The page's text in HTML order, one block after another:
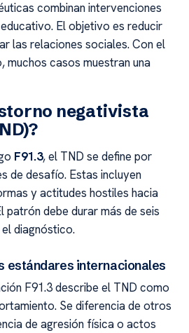
combinan intervenciones
El objetivo es reducir
las relaciones sociales. Con el
muchos casos muestran una
negativista
F91.3, el TND se define por
de desafío. Estas incluyen
y actitudes hostiles hacia
patrón debe durar más de seis
diagnóstico.
estándares internacionales
F91.3 describe el TND como
Se diferencia de otros
de agresión física o actos